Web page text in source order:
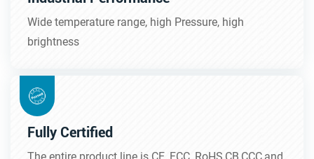
Wide temperature range, high Pressure, high
brightness
Fully Certified